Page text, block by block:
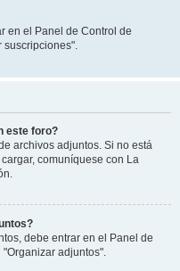
en el Panel de Control de
suscripciones".
este foro?
archivos adjuntos. Si no está
comuníquese con La
debe entrar en el Panel de
adjuntos".